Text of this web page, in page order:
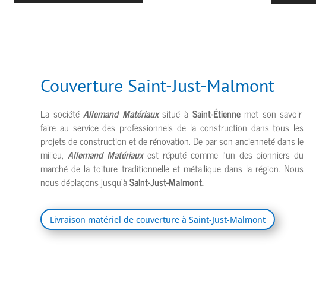
Couverture Saint-Just-Malmont
La sociétéAllemand Matériauxsitué à Saint-Étiennemet son savoir-
faire au service des professionnels de la construction dans tous les
projets de construction et de rénovation. De par son ancienneté dans le
milieu, Allemand Matériauxest réputé comme l’un des pionniers du
marché de la toiture traditionnelle et métallique dans la région. Nous
nous déplaçons jusqu’àSaint-Just-Malmont.
Livraison matériel de couverture à Saint-Just-Malmont